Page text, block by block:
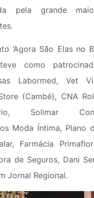
pela grande
‘Agora São Elas no
como
Labormed, Vet
(Cambé), CNA
Solimar
Moda Íntima, Plano
Farmácia
de Seguros, Dani
Jornal Regional.